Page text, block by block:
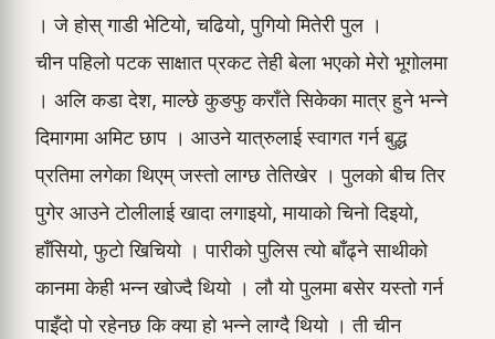
। जे होस् गाडी भेटियो, चढियो, पुगियो मितेरी पुल ।
चीन पहिलो पटक साक्षात प्रकट तेही बेला भएको मेरो भूगोलमा
। अलि कडा देश, माल्छे कुङफु कराँते सिकेका मात्र हुने भन्ने
दिमागमा अमिट छाप । आउने यात्रुलाई स्वागत गर्न बुद्ध
प्रतिमा लगेका थिएम् जस्तो लाग्छ तेतिखेर । पुलको बीच तिर
पुगेर आउने टोलीलाई खादा लगाइयो, मायाको चिनो दिइयो,
हाँसियो, फुटो खिचियो । पारीको पुलिस त्यो बाँढ्ने साथीको
कानमा केही भन्न खोज्दै थियो । लौ यो पुलमा बसेर यस्तो गर्न
पाइँदो पो रहेनछ कि क्या हो भन्ने लाग्दै थियो । ती चीन